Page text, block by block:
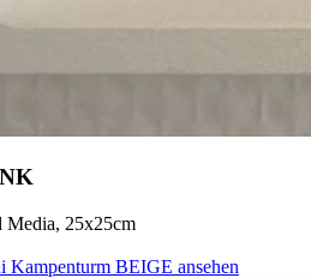
Media, 25x25cm
Kampenturm BEIGE ansehen